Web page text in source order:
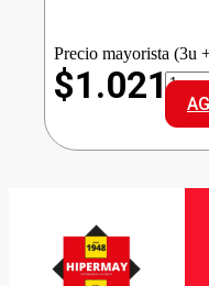
Precio mayorista (3u
$1.021